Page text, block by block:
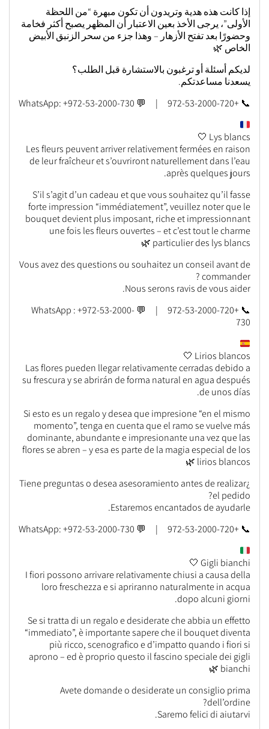
إذا كانت هذه هدية وتريدون أن تكون مبهرة “من اللحظة
الأولى”، يرجى الأخذ بعين الاعتبار أن المظهر يصبح أكثر فخامة
وحضورًا بعد تفتح الأزهار – وهذا جزء من سحر الزنبق الأبيض
الخاص 🌿
لديكم أسئلة أو ترغبون بالاستشارة قبل الطلب؟
يسعدنا مساعدتكم.
📞 +972-53-2000-720 | 💬 WhatsApp: +972-53-2000-730
Lys blancs 🤍
Les fleurs peuvent arriver relativement fermées en raison
de leur fraîcheur et s’ouvriront naturellement dans l’eau
après quelques jours.
S’il s’agit d’un cadeau et que vous souhaitez qu’il fasse
forte impression “immédiatement”, veuillez noter que le
bouquet devient plus imposant, riche et impressionnant
une fois les fleurs ouvertes – et c’est tout le charme
particulier des lys blancs 🌿
Vous avez des questions ou souhaitez un conseil avant de
commander ?
Nous serons ravis de vous aider.
📞 +972-53-2000-720 | 💬 WhatsApp : +972-53-2000-
730
Lirios blancos 🤍
Las flores pueden llegar relativamente cerradas debido a
su frescura y se abrirán de forma natural en agua después
de unos días.
Si esto es un regalo y desea que impresione “en el mismo
momento”, tenga en cuenta que el ramo se vuelve más
dominante, abundante e impresionante una vez que las
flores se abren – y esa es parte de la magia especial de los
lirios blancos 🌿
¿Tiene preguntas o desea asesoramiento antes de realizar
el pedido?
Estaremos encantados de ayudarle.
📞 +972-53-2000-720 | 💬 WhatsApp: +972-53-2000-730
Gigli bianchi 🤍
I fiori possono arrivare relativamente chiusi a causa della
loro freschezza e si apriranno naturalmente in acqua
dopo alcuni giorni.
Se si tratta di un regalo e desiderate che abbia un effetto
“immediato”, è importante sapere che il bouquet diventa
più ricco, scenografico e d’impatto quando i fiori si
aprono – ed è proprio questo il fascino speciale dei gigli
bianchi 🌿
Avete domande o desiderate un consiglio prima
dell’ordine?
Saremo felici di aiutarvi.